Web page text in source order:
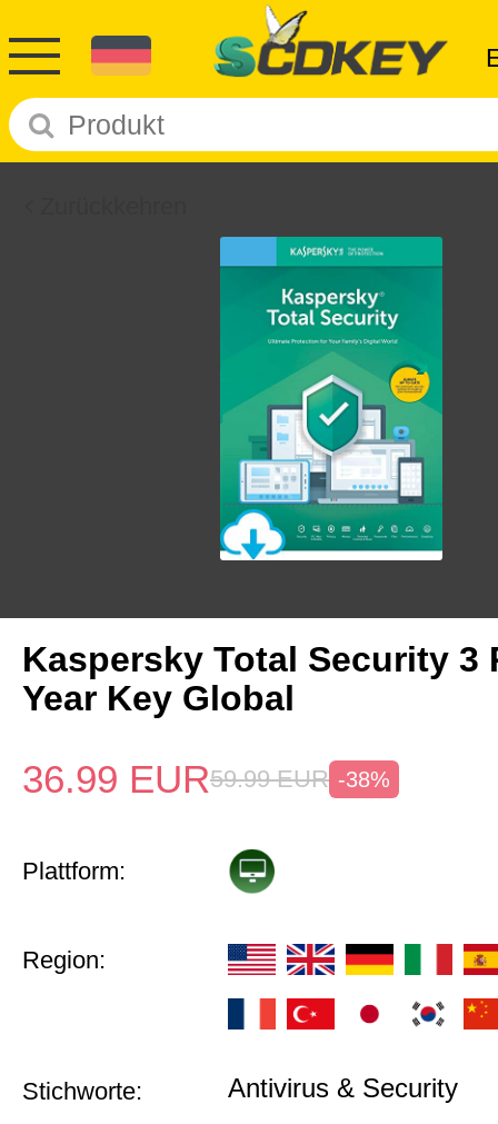
Kaspersky Total Security 3
Year Key Global
36.99 EUR59.99 EUR -38%
Plattform:
Region:
Stichworte: Antivirus & Security